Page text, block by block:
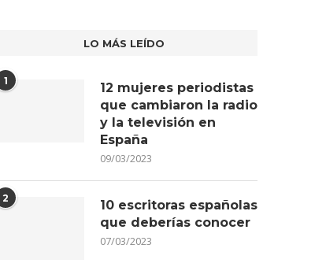
LO MÁS LEÍDO
1
12 mujeres periodistas
que cambiaron la radio
y la televisión en
España
09/03/2023
2
10 escritoras españolas
que deberías conocer
07/03/2023